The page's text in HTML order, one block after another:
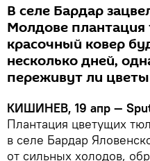
В селе Бардар
Молдове плантация
красочный ковер
несколько дней,
переживут ли
КИШИНЕВ, 19 апр —
Плантация цветущих
в селе Бардар
от сильных холодов,